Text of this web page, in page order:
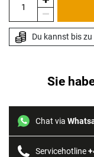
Du kannst bis zu
Sie
Chat via
Servicehotline